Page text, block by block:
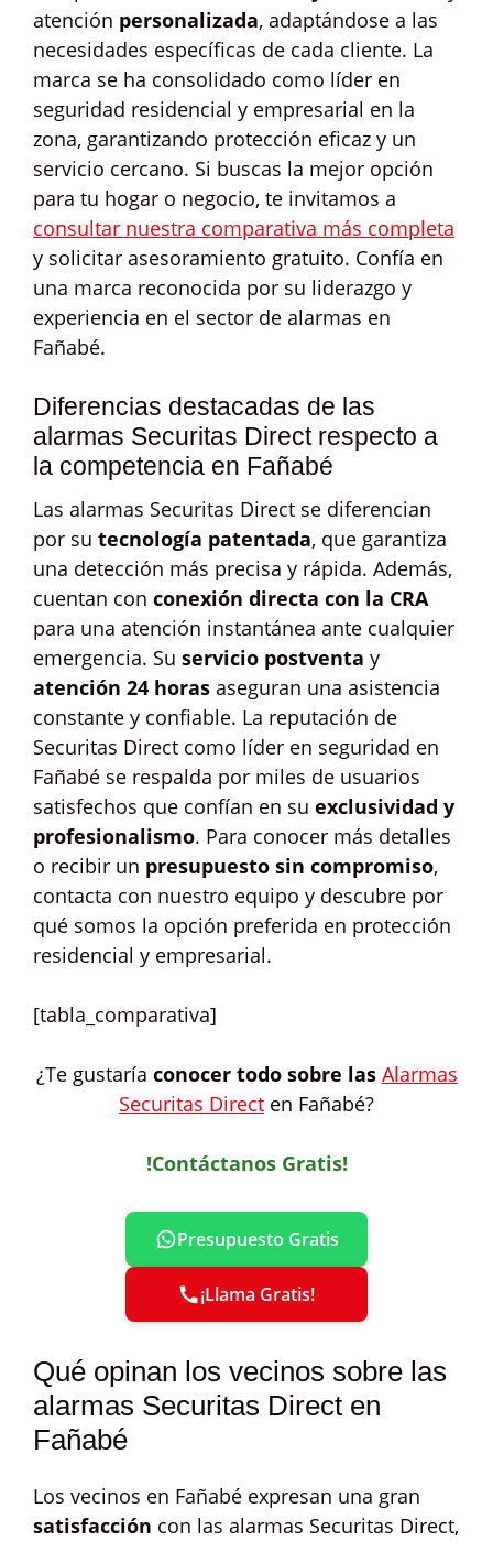
atención personalizada, adaptándose a las
necesidades específicas de cada cliente. La
marca se ha consolidado como líder en
seguridad residencial y empresarial en la
zona, garantizando protección eficaz y un
servicio cercano. Si buscas la mejor opción
para tu hogar o negocio, te invitamos a
consultar nuestra comparativa más completa
y solicitar asesoramiento gratuito. Confía en
una marca reconocida por su liderazgo y
experiencia en el sector de alarmas en
Fañabé.
Diferencias destacadas de las
alarmas Securitas Direct respecto a
la competencia en Fañabé
Las alarmas Securitas Direct se diferencian
por su tecnología patentada, que garantiza
una detección más precisa y rápida. Además,
cuentan con conexión directa con la CRA
para una atención instantánea ante cualquier
emergencia. Su servicio postventa y
atención 24 horas aseguran una asistencia
constante y confiable. La reputación de
Securitas Direct como líder en seguridad en
Fañabé se respalda por miles de usuarios
satisfechos que confían en su exclusividad y
profesionalismo. Para conocer más detalles
o recibir un presupuesto sin compromiso,
contacta con nuestro equipo y descubre por
qué somos la opción preferida en protección
residencial y empresarial.
[tabla_comparativa]
¿Te gustaría conocer todo sobre las Alarmas
Securitas Direct en Fañabé?
!Contáctanos Gratis!
Presupuesto Gratis
¡Llama Gratis!
Qué opinan los vecinos sobre las
alarmas Securitas Direct en
Fañabé
Los vecinos en Fañabé expresan una gran
satisfacción con las alarmas Securitas Direct,